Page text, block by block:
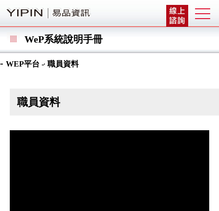
WeP系統說明手冊
- WEP平台 -職員資料
職員資料